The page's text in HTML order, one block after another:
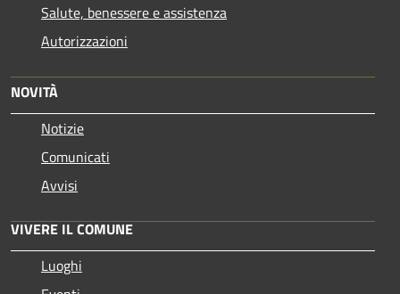
Salute, benessere e assistenza
Autorizzazioni
NOVITÀ
Notizie
Comunicati
Avvisi
VIVERE IL COMUNE
Luoghi